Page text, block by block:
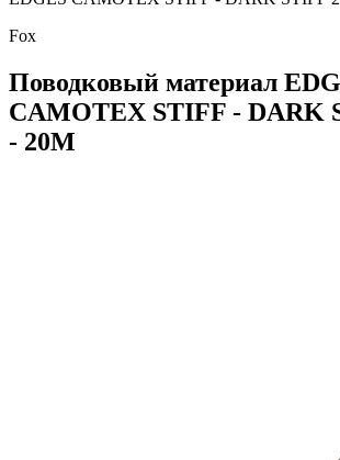
Fox
Поводковый материал
CAMOTEX STIFF - DARK
- 20M